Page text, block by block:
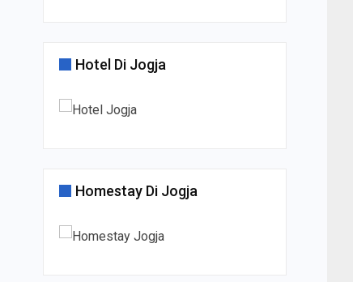
Hotel Di Jogja
Homestay Di Jogja